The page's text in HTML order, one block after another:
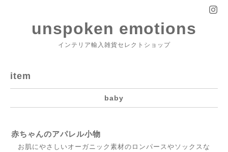
unspoken emotions
インテリア輸入雑貨セレクトショップ
item
baby
赤ちゃんのアパレル小物
お肌にやさしいオーガニック素材のロンパースやソックスな